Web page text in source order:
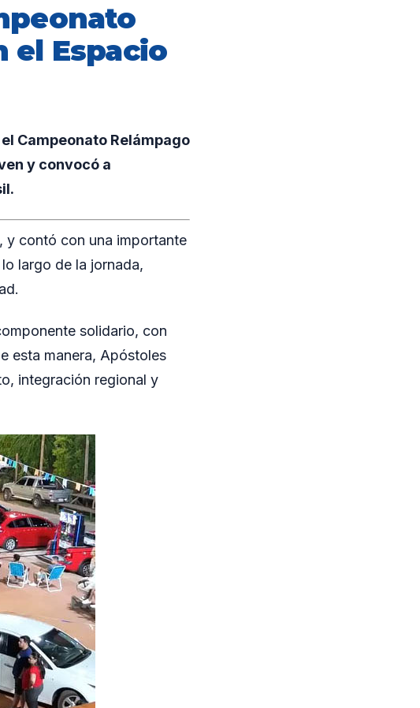
el Espacio
Campeonato Relámpago
y convocó a
y contó con una importante
largo de la jornada,
solidario, con
esta manera, Apóstoles
integración regional y